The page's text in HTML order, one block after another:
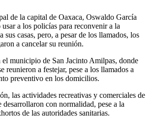
de la capital de Oaxaca, Oswaldo García
a los policías para reconvenir a la
sus casas, pero, a pesar de los llamados, los
a cancelar su reunión.
municipio de San Jacinto Amilpas, donde
reunieron a festejar, pese a los llamados a
preventivo en los domicilios.
las actividades recreativas y comerciales de
desarrollaron con normalidad, pese a la
de las autoridades sanitarias.